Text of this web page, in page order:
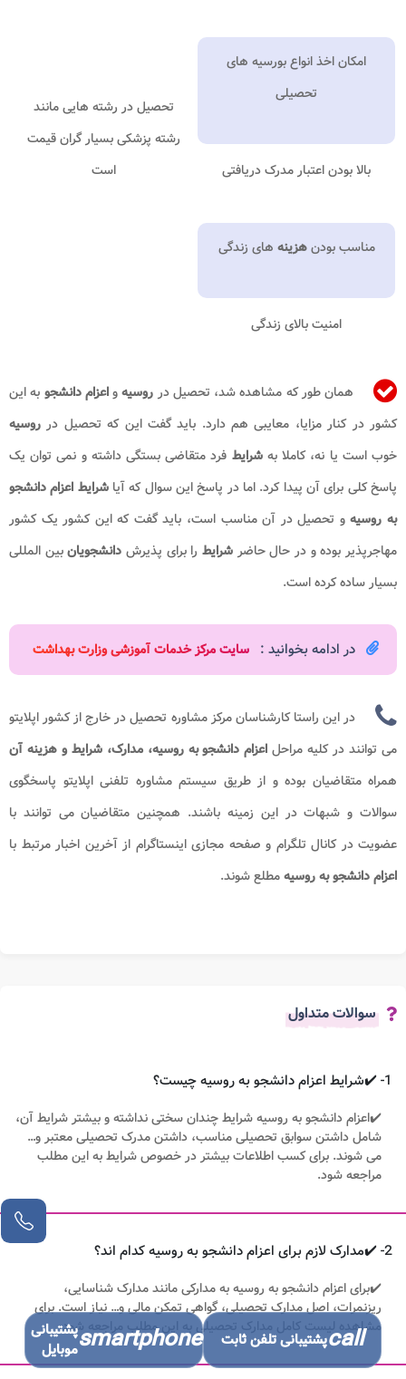
تحصیل در رشته هایی مانند
رشته پزشکی بسیار گران قیمت
است
امکان اخذ انواع بورسیه های
تحصیلی
بالا بودن اعتبار مدرک دریافتی
مناسب بودنهزینه های زندگی
امنیت بالای زندگی
همان طور که مشاهده شد، تحصیل در روسیهواعزام دانشجو به این
کشور در کنار مزایا، معایبی هم دارد. باید گفت این که تحصیل در روسیه
خوب است یا نه، کاملا بهشرایط فرد متقاضی بستگی داشته و نمی توان یک
پاسخ کلی برای آن پیدا کرد. اما در پاسخ این سوال که آیاشرایط اعزام دانشجو
به روسیهو تحصیل در آن مناسب است، باید گفت که این کشور یک کشور
مهاجرپذیر بوده و در حال حاضر شرایط را برای پذیرش دانشجویانبین المللی
بسیار ساده کرده است.
در ادامه بخوانید : سایت مرکز خدمات آموزشی وزارت بهداشت​
در این راستا کارشناسان مرکز مشاوره تحصیل در خارج از کشور اپلایتو
می توانند در کلیه مراحل اعزام دانشجو به روسیه، مدارک، شرایط و هزینه آن
همراه متقاضیان بوده و از طریق سیستم مشاوره تلفنی اپلایتو پاسخگوی
سوالات و شبهات در این زمینه باشند. همچنین متقاضیان می توانند با
عضویت در کانال تلگرام و صفحه مجازی اینستاگرام از آخرین اخبار مرتبط با
اعزام دانشجو به روسیهمطلع شوند.
سوالات متداول
1- ✔️شرایط اعزام دانشجو به روسیه چیست؟
✔️اعزام دانشجو به روسیه شرایط چندان سختی نداشته و بیشتر شرایط آن،
شامل داشتن سوابق تحصیلی مناسب، داشتن مدرک تحصیلی معتبر و…
می شوند. برای کسب اطلاعات بیشتر در خصوص شرایط به این مطلب
مراجعه شود.
2- ✔️مدارک لازم برای اعزام دانشجو به روسیه کدام اند؟
✔️برای اعزام دانشجو به روسیه به مدارکی مانند مدارک شناسایی،
ریزنمرات، اصل مدارک تحصیلی، گواهی تمکن مالی و… نیاز است. برای
مشاهده لیست کامل مدارک تحصیلی به این مطلب مراجعه شود.
callپشتیبانی تلفن ثابت smartphoneپشتیبانی
موبایل